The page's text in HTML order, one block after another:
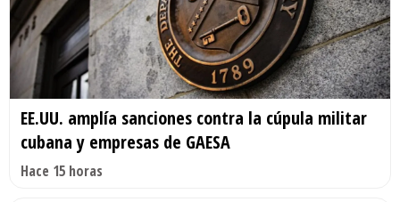
EE.UU. amplía sanciones contra la cúpula militar
cubana y empresas de GAESA
Hace 15 horas